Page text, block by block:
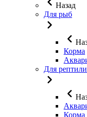
Назад
Для рыб
Корма
Для
Корма